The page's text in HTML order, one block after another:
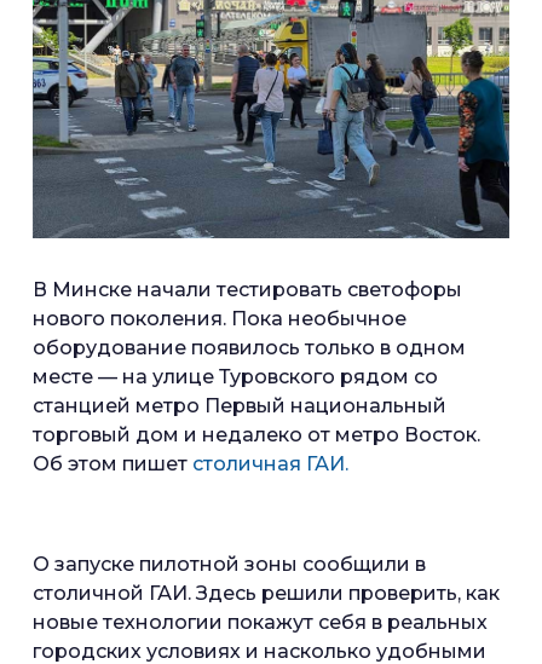
В Минске начали тестировать светофоры
нового поколения. Пока необычное
оборудование появилось только в одном
месте — на улице Туровского рядом со
станцией метро Первый национальный
торговый дом и недалеко от метро Восток.
Об этом пишет столичная ГАИ.
О запуске пилотной зоны сообщили в
столичной ГАИ. Здесь решили проверить, как
новые технологии покажут себя в реальных
городских условиях и насколько удобными